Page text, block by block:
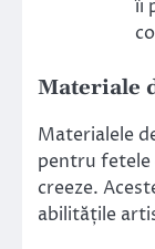
îi
Materiale
Materialele
pentru fetele
creeze.
abilitățile